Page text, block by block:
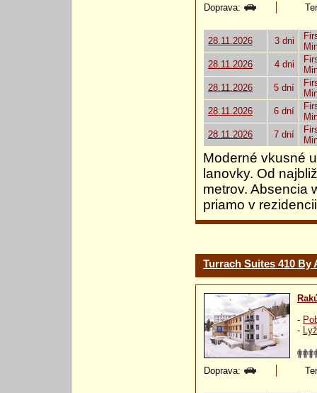
Doprava:
28.11.2026 3 dni
28.11.2026
4 dni
28.11.2026
5 dní
28.11.2026
6 dní
28.11.2026
7 dní
Moderné vkusné
lanovky. Od
metrov. Absencia
priamo v
Turrach Suites 410 By
-
-
Doprava: